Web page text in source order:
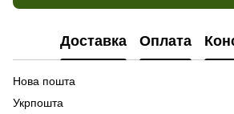
Доставка Оплата
Нова пошта
Укрпошта